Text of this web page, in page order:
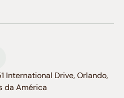
International Drive, Orlando,
da América